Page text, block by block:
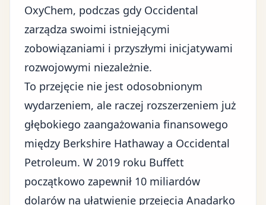
OxyChem, podczas gdy Occidental
zarządza swoimi istniejącymi
zobowiązaniami i przyszłymi inicjatywami
rozwojowymi niezależnie.
To przejęcie nie jest odosobnionym
wydarzeniem, ale raczej rozszerzeniem już
głębokiego zaangażowania finansowego
między Berkshire Hathaway a Occidental
Petroleum. W 2019 roku Buffett
początkowo zapewnił 10 miliardów
dolarów na ułatwienie przejęcia Anadarko